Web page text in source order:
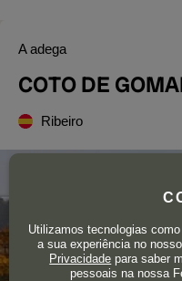
A adega
COTO DE
Ribeiro
Utilizamos tecnologias
a sua experiência no
Privacidade para saber
pessoais na nossa